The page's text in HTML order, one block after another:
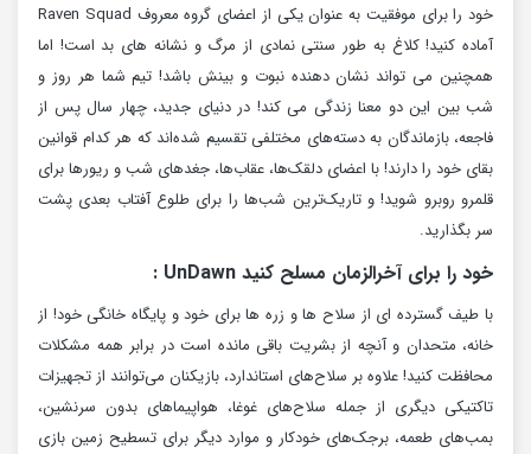
خود را برای موفقیت به عنوان یکی از اعضای گروه معروف Raven Squad
آماده کنید! کلاغ به طور سنتی نمادی از مرگ و نشانه های بد است! اما
همچنین می تواند نشان دهنده نبوت و بینش باشد! تیم شما هر روز و
شب بین این دو معنا زندگی می کند! در دنیای جدید، چهار سال پس از
فاجعه، بازماندگان به دسته‌های مختلفی تقسیم شده‌اند که هر کدام قوانین
بقای خود را دارند! با اعضای دلقک‌ها، عقاب‌ها، جغدهای شب و ریورها برای
قلمرو روبرو شوید! و تاریک‌ترین شب‌ها را برای طلوع آفتاب بعدی پشت
سر بگذارید.
خود را برای آخرالزمان مسلح کنید UnDawn :
با طیف گسترده ای از سلاح ها و زره ها برای خود و پایگاه خانگی خود! از
خانه، متحدان و آنچه از بشریت باقی مانده است در برابر همه مشکلات
محافظت کنید! علاوه بر سلاح‌های استاندارد، بازیکنان می‌توانند از تجهیزات
تاکتیکی دیگری از جمله سلاح‌های غوغا، هواپیماهای بدون سرنشین،
بمب‌های طعمه، برجک‌های خودکار و موارد دیگر برای تسطیح زمین بازی